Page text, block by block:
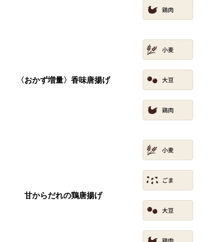
〈おかず増量〉香味唐揚げ
甘からだれの鶏唐揚げ